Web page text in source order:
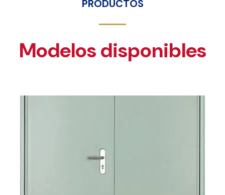
PRODUCTOS
Modelos disponibles